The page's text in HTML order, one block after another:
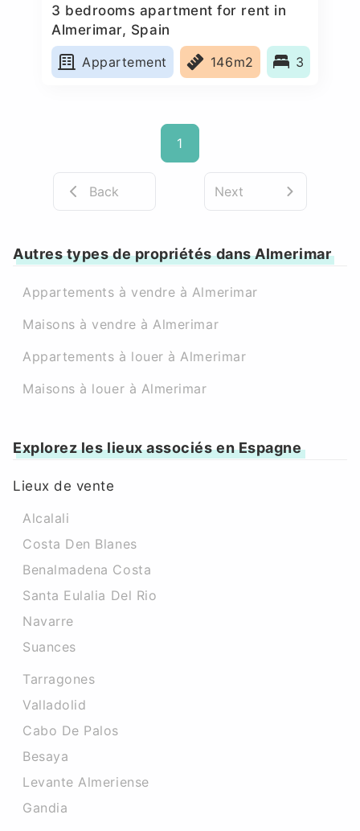
3 bedrooms apartment for rent in
Almerimar, Spain
Appartement
146m2 3
1
Back Next
Autres types de propriétés dans Almerimar
Appartements à vendre à Almerimar
Maisons à vendre à Almerimar
Appartements à louer à Almerimar
Maisons à louer à Almerimar
Explorez les lieux associés en Espagne
Lieux de vente
Alcalali
Costa Den Blanes
Benalmadena Costa
Santa Eulalia Del Rio
Navarre
Suances
Tarragones
Valladolid
Cabo De Palos
Besaya
Levante Almeriense
Gandia